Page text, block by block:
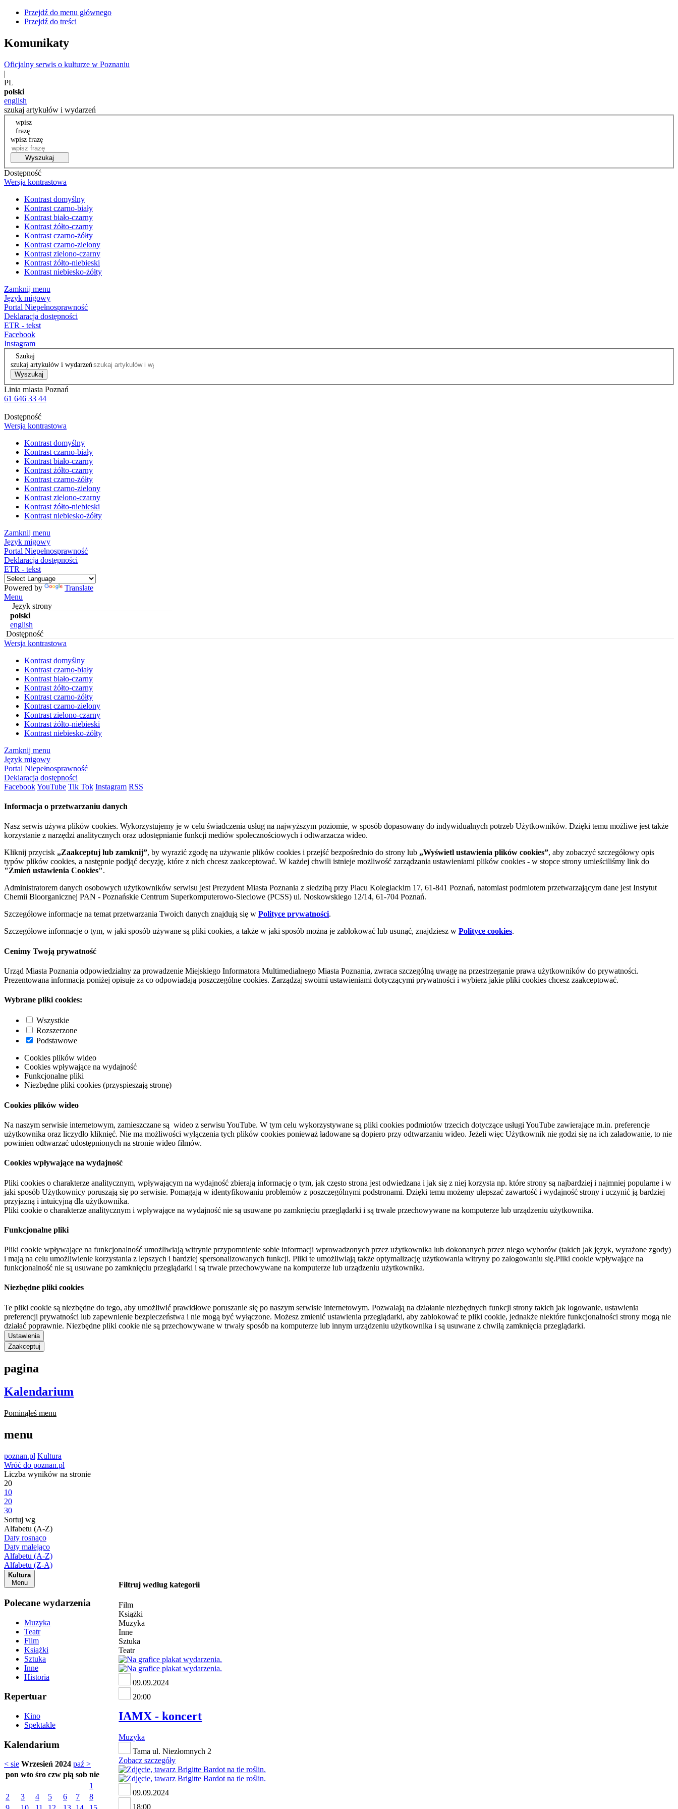
Przejdź do menu głównego
Przejdź do treści
Komunikaty
Oficjalny serwis o kulturze w Poznaniu
|
PL
polski
english
szukaj artykułów i wydarzeń
wpisz
frazę
wpisz frazę
Wyszukaj
Dostępność
Wersja kontrastowa
Kontrast domyślny
Kontrast czarno-biały
Kontrast biało-czarny
Kontrast żółto-czarny
Kontrast czarno-żółty
Kontrast czarno-zielony
Kontrast zielono-czarny
Kontrast żółto-niebieski
Kontrast niebiesko-żółty
Zamknij menu
Język migowy
Portal Niepełnosprawność
Deklaracja dostępności
ETR - tekst
Facebook
Instagram
Szukaj
szukaj artykułów i wydarzeń
Wyszukaj
Linia miasta Poznań
61 646 33 44
Dostępność
Wersja kontrastowa
Kontrast domyślny
Kontrast czarno-biały
Kontrast biało-czarny
Kontrast żółto-czarny
Kontrast czarno-żółty
Kontrast czarno-zielony
Kontrast zielono-czarny
Kontrast żółto-niebieski
Kontrast niebiesko-żółty
Zamknij menu
Język migowy
Portal Niepełnosprawność
Deklaracja dostępności
ETR - tekst
Powered by
Translate
Menu
Język strony
polski
english
Dostępność
Wersja kontrastowa
Kontrast domyślny
Kontrast czarno-biały
Kontrast biało-czarny
Kontrast żółto-czarny
Kontrast czarno-żółty
Kontrast czarno-zielony
Kontrast zielono-czarny
Kontrast żółto-niebieski
Kontrast niebiesko-żółty
Zamknij menu
Język migowy
Portal Niepełnosprawność
Deklaracja dostępności
FacebookYouTube Tik Tok Instagram RSS
Informacja o przetwarzaniu danych
Nasz serwis używa plików cookies. Wykorzystujemy je w celu świadczenia usług na najwyższym poziomie, w sposób dopasowany do indywidualnych potrzeb Użytkowników. Dzięki temu możliwe jest także
korzystanie z narzędzi analitycznych oraz udostępnianie funkcji mediów społecznościowych i odtwarzacza wideo.
Kliknij przycisk „Zaakceptuj lub zamknij”, by wyrazić zgodę na używanie plików cookies i przejść bezpośrednio do strony lub „Wyświetl ustawienia plików cookies”, aby zobaczyć szczegółowy opis
typów plików cookies, a następnie podjąć decyzję, które z nich chcesz zaakceptować. W każdej chwili istnieje możliwość zarządzania ustawieniami plików cookies - w stopce strony umieściliśmy link do
"Zmień ustawienia Cookies".
Administratorem danych osobowych użytkowników serwisu jest Prezydent Miasta Poznania z siedzibą przy Placu Kolegiackim 17, 61-841 Poznań, natomiast podmiotem przetwarzającym dane jest Instytut
Chemii Bioorganicznej PAN - Poznańskie Centrum Superkomputerowo-Sieciowe (PCSS) ul. Noskowskiego 12/14, 61-704 Poznań.
Szczegółowe informacje na temat przetwarzania Twoich danych znajdują się w Polityce prywatności.
Szczegółowe informacje o tym, w jaki sposób używane są pliki cookies, a także w jaki sposób można je zablokować lub usunąć, znajdziesz w Polityce cookies.
Cenimy Twoją prywatność
Urząd Miasta Poznania odpowiedzialny za prowadzenie Miejskiego Informatora Multimedialnego Miasta Poznania, zwraca szczególną uwagę na przestrzeganie prawa użytkowników do prywatności.
Prezentowana informacja poniżej opisuje za co odpowiadają poszczególne cookies. Zarządzaj swoimi ustawieniami dotyczącymi prywatności i wybierz jakie pliki cookies chcesz zaakceptować.
Wybrane pliki cookies:
Wszystkie
Rozszerzone
Podstawowe
Cookies plików wideo
Cookies wpływające na wydajność
Funkcjonalne pliki
Niezbędne pliki cookies (przyspieszają stronę)
Cookies plików wideo
Na naszym serwisie internetowym, zamieszczane są wideo z serwisu YouTube. W tym celu wykorzystywane są pliki cookies podmiotów trzecich dotyczące usługi YouTube zawierające m.in. preferencje
użytkownika oraz liczydło kliknięć. Nie ma możliwości wyłączenia tych plików cookies ponieważ ładowane są dopiero przy odtwarzaniu wideo. Jeżeli więc Użytkownik nie godzi się na ich załadowanie, to nie
powinien odtwarzać udostępnionych na stronie wideo filmów.
Cookies wpływające na wydajność
Pliki cookies o charakterze analitycznym, wpływającym na wydajność zbierają informację o tym, jak często strona jest odwiedzana i jak się z niej korzysta np. które strony są najbardziej i najmniej popularne i w
jaki sposób Użytkownicy poruszają się po serwisie. Pomagają w identyfikowaniu problemów z poszczególnymi podstronami. Dzięki temu możemy ulepszać zawartość i wydajność strony i uczynić ją bardziej
przyjazną i intuicyjną dla użytkownika.
Pliki cookie o charakterze analitycznym i wpływające na wydajność nie są usuwane po zamknięciu przeglądarki i są trwale przechowywane na komputerze lub urządzeniu użytkownika.
Funkcjonalne pliki
Pliki cookie wpływające na funkcjonalność umożliwiają witrynie przypomnienie sobie informacji wprowadzonych przez użytkownika lub dokonanych przez niego wyborów (takich jak język, wyrażone zgody)
i mają na celu umożliwienie korzystania z lepszych i bardziej spersonalizowanych funkcji. Pliki te umożliwiają także optymalizację użytkowania witryny po zalogowaniu się.Pliki cookie wpływające na
funkcjonalność nie są usuwane po zamknięciu przeglądarki i są trwale przechowywane na komputerze lub urządzeniu użytkownika.
Niezbędne pliki cookies
Te pliki cookie są niezbędne do tego, aby umożliwić prawidłowe poruszanie się po naszym serwisie internetowym. Pozwalają na działanie niezbędnych funkcji strony takich jak logowanie, ustawienia
preferencji prywatności lub zapewnienie bezpieczeństwa i nie mogą być wyłączone. Możesz zmienić ustawienia przeglądarki, aby zablokować te pliki cookie, jednakże niektóre funkcjonalności strony mogą nie
działać poprawnie. Niezbędne pliki cookie nie są przechowywane w trwały sposób na komputerze lub innym urządzeniu użytkownika i są usuwane z chwilą zamknięcia przeglądarki.
Ustawienia
Zaakceptuj
pagina
Kalendarium
Pominąłeś menu
menu
poznan.pl Kultura
Wróć do poznan.pl
Liczba wyników na stronie
20
10
20
30
Sortuj wg
Alfabetu (A-Z)
Daty rosnąco
Daty malejąco
Alfabetu (A-Z)
Alfabetu (Z-A)
Kultura
Menu
Polecane wydarzenia
Muzyka
Teatr
Film
Książki
Sztuka
Inne
Historia
Repertuar
Kino
Spektakle
Kalendarium
< sie Wrzesień 2024 paź >
pon wto śro czw pią sob nie
1
2
3 4 5 6 7
8
Filtruj według kategorii
Film
Książki
Muzyka
Inne
Sztuka
Teatr
09.09.2024
20:00
IAMX - koncert
Muzyka
Tama ul. Niezłomnych 2
Zobacz szczegóły
09.09.2024
18:00